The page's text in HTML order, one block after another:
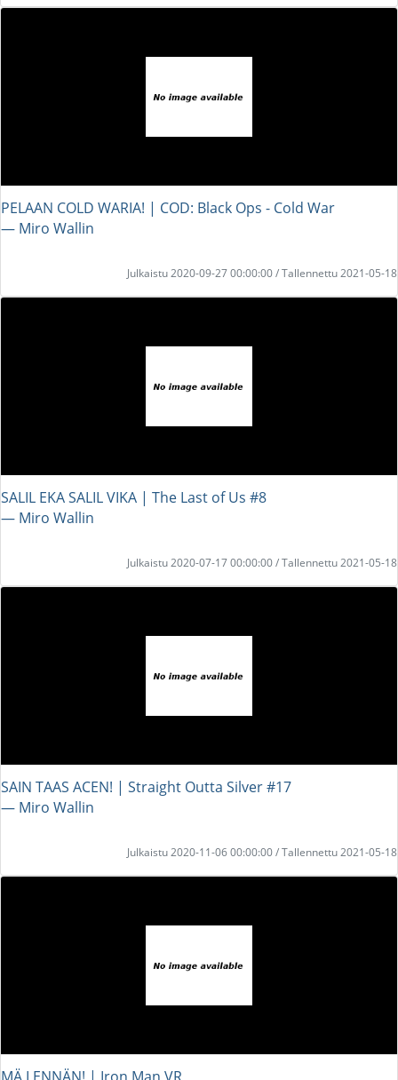
PELAAN COLD WARIA! | COD: Black Ops - Cold War
― Miro Wallin
Julkaistu 2020-09-27 00:00:00 / Tallennettu 2021-05-18
SALIL EKA SALIL VIKA | The Last of Us #8
― Miro Wallin
Julkaistu 2020-07-17 00:00:00 / Tallennettu 2021-05-18
SAIN TAAS ACEN! | Straight Outta Silver #17
― Miro Wallin
Julkaistu 2020-11-06 00:00:00 / Tallennettu 2021-05-18